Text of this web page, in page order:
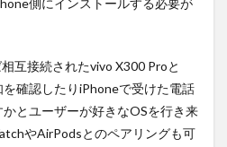
側にインストールする必要が
互接続されたvivo X300 Proと
確認したりiPhoneで受けた電話
とユーザーが好きなOSを行き来
やAirPodsとのペアリングも可